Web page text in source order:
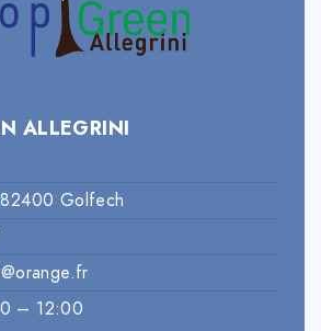
ALLEGRINI
Golfech
– 12:00